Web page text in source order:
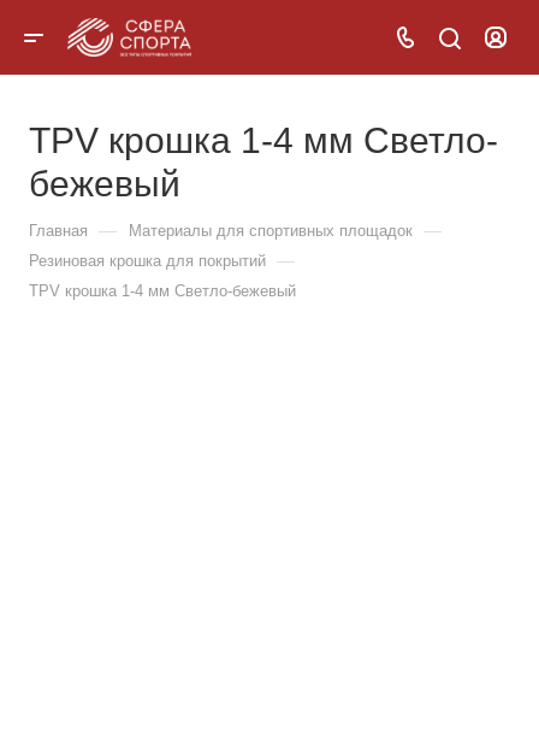
TPV крошка 1-4 мм Светло-
бежевый
Главная — Материалы для спортивных площадок —
Резиновая крошка для покрытий —
TPV крошка 1-4 мм Светло-бежевый